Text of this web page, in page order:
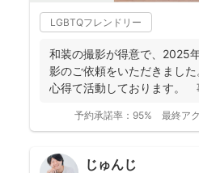
LGBTQフレンドリー
和装の撮影が得意で、2025
影のご依頼をいただきまし
心得て活動しております。
予約承諾率： 95% 最終ア
じゅんじ